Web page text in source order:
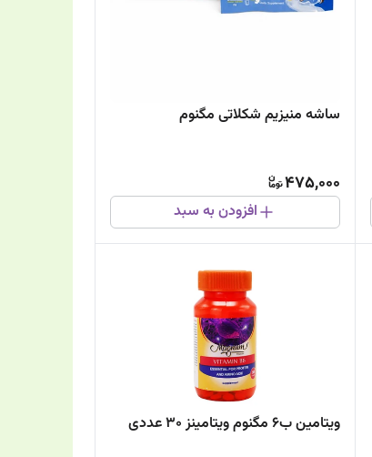
ساشه منیزیم شکلاتی مگنوم
475,000
افزودن به سبد
ویتامین ب6 مگنوم ویتامینز 30 عددی